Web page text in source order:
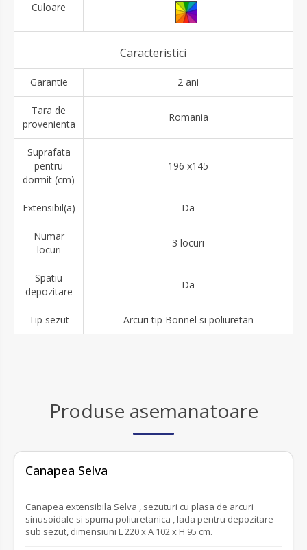
Culoare
Caracteristici
Garantie 2 ani
Tara de
provenienta
Romania
Suprafata
pentru
dormit (cm)
196 x145
Extensibil(a) Da
Numar
locuri
3 locuri
Spatiu
depozitare
Da
Tip sezut Arcuri tip Bonnel si poliuretan
Produse asemanatoare
Canapea Selva
Canapea extensibila Selva , sezuturi cu plasa de arcuri
sinusoidale si spuma poliuretanica , lada pentru depozitare
sub sezut, dimensiuni L 220 x A 102 x H 95 cm.